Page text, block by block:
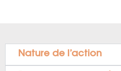
Nature de l’action